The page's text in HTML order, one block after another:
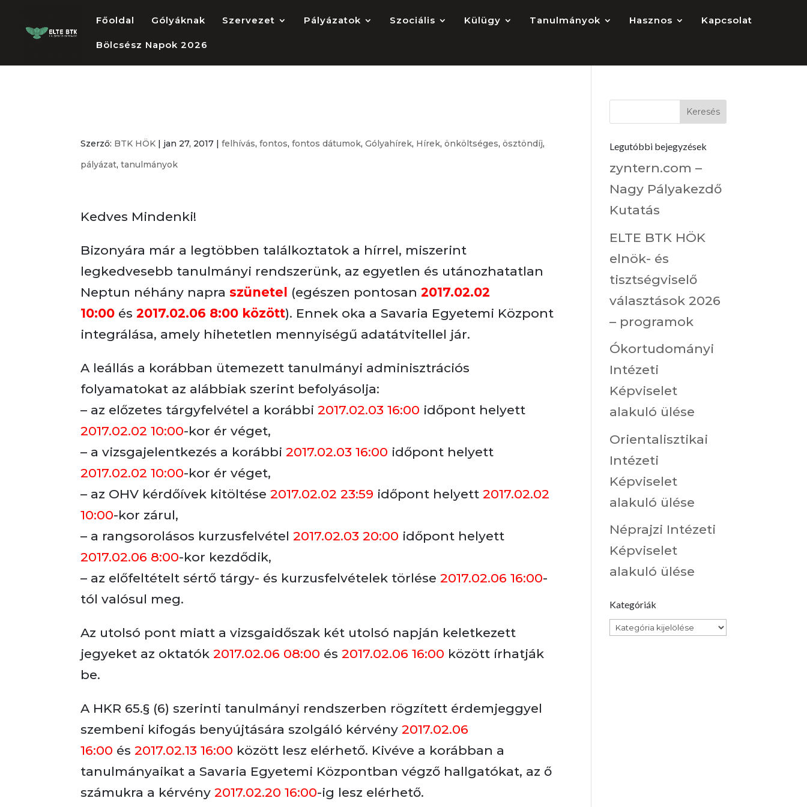
Főoldal Gólyáknak Szervezet Pályázatok Szociális Külügy Tanulmányok Hasznos Kapcsolat
Bölcsész Napok 2026
Szerző: BTK HÖK | jan 27, 2017 |felhívás,fontos,fontos dátumok,Gólyahírek, Hírek,önköltséges,ösztöndíj,
pályázat,tanulmányok
Kedves Mindenki!
Bizonyára már a legtöbben találkoztatok a hírrel, miszerint
legkedvesebb tanulmányi rendszerünk, az egyetlen és utánozhatatlan
Neptun néhány napraszünetel (egészen pontosan2017.02.02
10:00 és 2017.02.06 8:00 között). Ennek oka a Savaria Egyetemi Központ
integrálása, amely hihetetlen mennyiségű adatátvitellel jár.
A leállás a korábban ütemezett tanulmányi adminisztrációs
folyamatokat az alábbiak szerint befolyásolja:
– az előzetes tárgyfelvétel a korábbi2017.02.03 16:00 időpont helyett
2017.02.02 10:00-kor ér véget,
– a vizsgajelentkezés a korábbi2017.02.03 16:00 időpont helyett
2017.02.02 10:00-kor ér véget,
– az OHV kérdőívek kitöltése2017.02.02 23:59 időpont helyett2017.02.02
10:00-kor zárul,
– a rangsorolásos kurzusfelvétel2017.02.03 20:00 időpont helyett
2017.02.06 8:00-kor kezdődik,
– az előfeltételt sértő tárgy- és kurzusfelvételek törlése2017.02.06 16:00-
tól valósul meg.
Az utolsó pont miatt a vizsgaidőszak két utolsó napján keletkezett
jegyeket az oktatók2017.02.06 08:00 és 2017.02.06 16:00 között írhatják
be.
A HKR 65.§ (6) szerinti tanulmányi rendszerben rögzített érdemjeggyel
szembeni kifogás benyújtására szolgáló kérvény 2017.02.06
16:00 és 2017.02.13 16:00 között lesz elérhető. Kivéve a korábban a
tanulmányaikat a Savaria Egyetemi Központban végző hallgatókat, az ő
számukra a kérvény2017.02.20 16:00-ig lesz elérhető.
Legutóbbi bejegyzések
zyntern.com –
Nagy Pályakezdő
Kutatás
ELTE BTK HÖK
elnök- és
tisztségviselő
választások 2026
– programok
Ókortudományi
Intézeti
Képviselet
alakuló ülése
Orientalisztikai
Intézeti
Képviselet
alakuló ülése
Néprajzi Intézeti
Képviselet
alakuló ülése
Kategóriák
Kategóriák